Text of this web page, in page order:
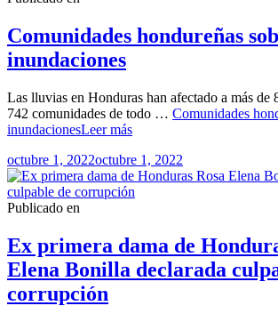
Comunidades hondureñas
inundaciones
Las lluvias en Honduras han afectado a más de
742 comunidades de todo … Comunidades
inundacionesLeer más
octubre 1, 2022octubre 1, 2022
Publicado en
Ex primera dama de
Elena Bonilla declarada
corrupción